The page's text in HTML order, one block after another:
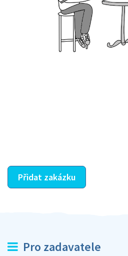
Přidat zakázku
Pro zadavatele